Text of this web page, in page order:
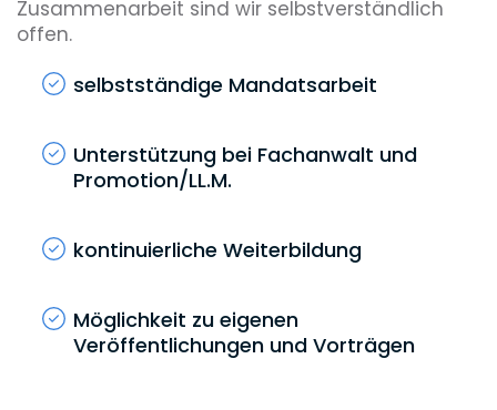
Zusammenarbeit sind wir selbstverständlich
offen.
selbstständige Mandatsarbeit
Unterstützung bei Fachanwalt und
Promotion/LL.M.
kontinuierliche Weiterbildung
Möglichkeit zu eigenen
Veröffentlichungen und Vorträgen